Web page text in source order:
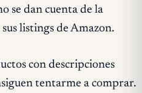
se dan cuenta de la
listings de Amazon.
con descripciones
tentarme a comprar.